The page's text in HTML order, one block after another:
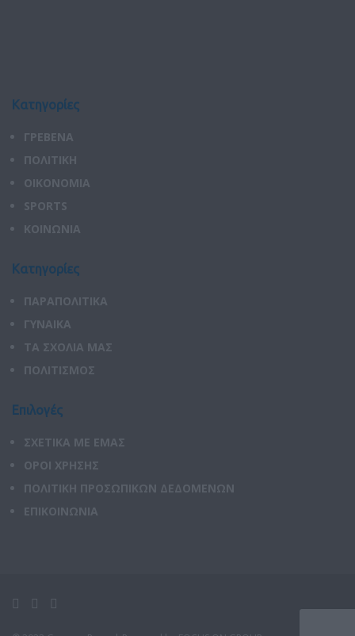
Κατηγορίες
ΓΡΕΒΕΝΑ
ΠΟΛΙΤΙΚΗ
ΟΙΚΟΝΟΜΙΑ
SPORTS
ΚΟΙΝΩΝΙΑ
Κατηγορίες
ΠΑΡΑΠΟΛΙΤΙΚΑ
ΓΥΝΑΙΚΑ
ΤΑ ΣΧΟΛΙΑ ΜΑΣ
ΠΟΛΙΤΙΣΜΟΣ
Επιλογές
ΣΧΕΤΙΚΑ ΜΕ ΕΜΑΣ
ΟΡΟΙ ΧΡΗΣΗΣ
ΠΟΛΙΤΙΚΗ ΠΡΟΣΩΠΙΚΩΝ ΔΕΔΟΜΕΝΩΝ
ΕΠΙΚΟΙΝΩΝΙΑ